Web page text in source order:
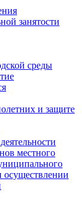
занятости
среды
и защите
местного
осуществлении